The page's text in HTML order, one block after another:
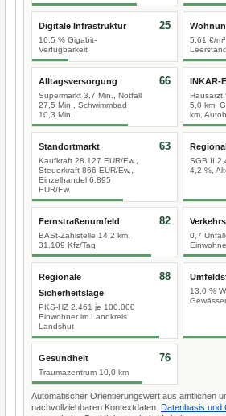
Digitale Infrastruktur
16,5 % Gigabit-
Verfügbarkeit
25
5,61 €/
Leerstand
Alltagsversorgung
Supermarkt 3,7 Min., Notfall
27,5 Min., Schwimmbad
10,3 Min.
66 INKAR-
Hausarzt
5,0 km,
km,
Standortmarkt
Kaufkraft 28.127 EUR/Ew.,
Steuerkraft 866 EUR/Ew.,
Einzelhandel 6.895
EUR/Ew.
63
SGB II
4,2 %,
Fernstraßenumfeld
BASt-Zählstelle 14,2 km,
31.109 Kfz/Tag
82
0,7
Regionale
Sicherheitslage
PKS-HZ 2.461 je 100.000
Einwohner im Landkreis
Landshut
88
13,0 %
Gewässer
Gesundheit
Traumazentrum 10,0 km
76
Automatischer Orientierungswert aus amtlichen
nachvollziehbaren Kontextdaten. Datenbasis und